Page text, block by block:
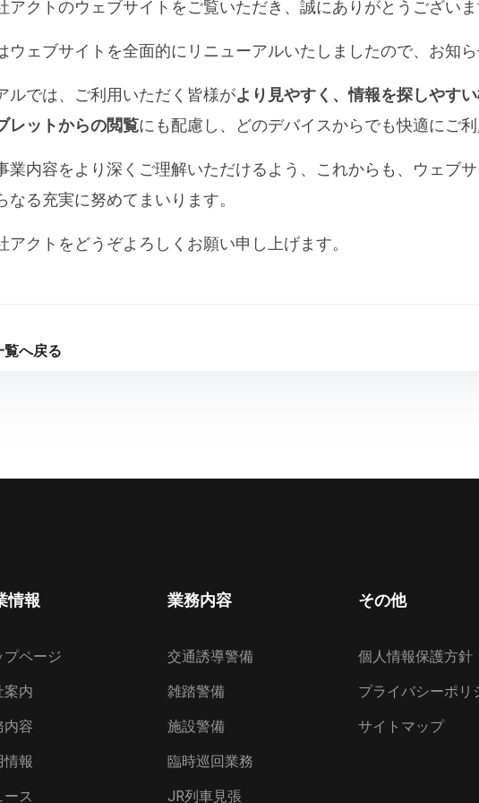
アクトのウェブサイトをご覧いただき、誠にありがとうございま
ウェブサイトを全面的にリニューアルいたしましたので、お知ら
ルでは、ご利用いただく皆様がより見やすく、情報を探しやす
レットからの閲覧にも配慮し、どのデバイスからでも快適にご
業内容をより深くご理解いただけるよう、これからも、ウェブ
なる充実に努めてまいります。
アクトをどうぞよろしくお願い申し上げます。
覧へ戻る
情報
プページ
案内
内容
情報
ース
業務内容
交通誘導警備
雑踏警備
施設警備
臨時巡回業務
JR列車見張
その他
個人情報保護方針
プライバシーポリ
サイトマップ